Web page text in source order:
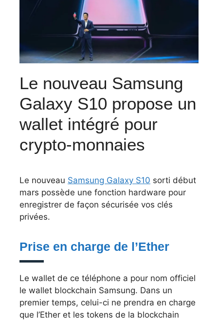
Le nouveau Samsung
Galaxy S10 propose un
wallet intégré pour
crypto-monnaies
Le nouveau Samsung Galaxy S10 sorti début
mars possède une fonction hardware pour
enregistrer de façon sécurisée vos clés
privées.
Prise en charge de l’Ether
Le wallet de ce téléphone a pour nom officiel
le wallet blockchain Samsung. Dans un
premier temps, celui-ci ne prendra en charge
que l’Ether et les tokens de la blockchain